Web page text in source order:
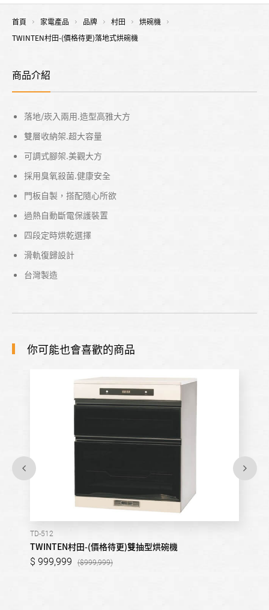
首頁 家電產品 品牌 村田
烘碗機
TWINTEN村田-(價格待更)落地式烘碗機
商品介紹
落地/崁入兩用.造型高雅大方
雙層收納架.超大容量
可調式腳架.美觀大方
採用臭氧殺菌.健康安全
門板自製，搭配隨心所欲
過熱自動斷電保護裝置
四段定時烘乾選擇
滑軌復歸設計
台灣製造
你可能也會喜歡的商品
TD-512
TWINTEN村田-(價格待更)雙抽型烘碗機
999,999 999,999